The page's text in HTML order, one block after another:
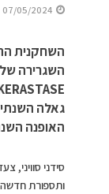
07/05/2024
השחקנית
השגרירה
גאלה
האופנה
סידני
ותספורת